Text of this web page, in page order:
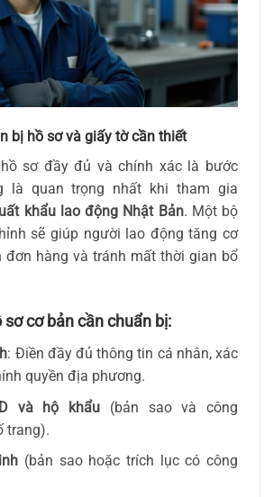
bị hồ sơ và giấy tờ cần thiết
sơ đầy đủ và chính xác là bước
là quan trọng nhất khi tham gia
khẩu lao động Nhật Bản. Một bộ
sẽ giúp người lao động tăng cơ
đơn hàng và tránh mất thời gian bổ
sơ cơ bản cần chuẩn bị:
: Điền đầy đủ thông tin cá nhân, xác
quyền địa phương.
và hộ khẩu (bản sao và công
trang).
(bản sao hoặc trích lục có công